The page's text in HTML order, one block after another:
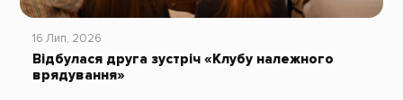
16 Лип, 2026
Відбулася друга зустріч «Клубу належного
врядування»